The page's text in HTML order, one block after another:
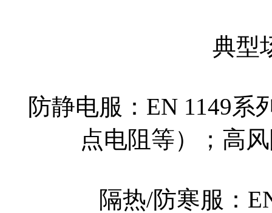
典型
防静电服：EN 1149系
点电阻等）；高
隔热/防寒服：